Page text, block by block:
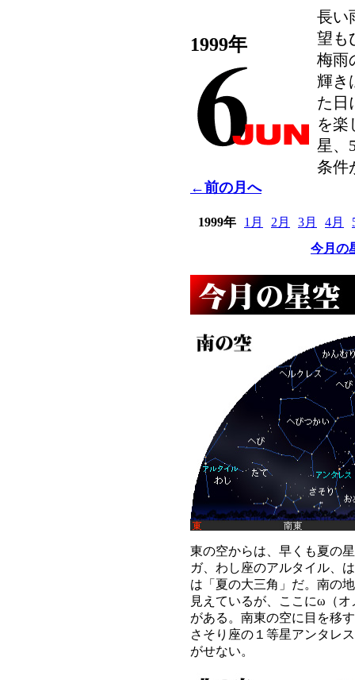
1999年
長い
望も
梅雨
輝き
た日
を楽
星、
条件
←前の月へ
1999年 1月 2月 3月 4月
今月の
東の空からは、早くも夏の
ガ、わし座のアルタイル、
は「夏の大三角」だ。南の
見えているが、ここにω（
がある。南東の空に目を移
さそり座の１等星アンタレ
がせない。